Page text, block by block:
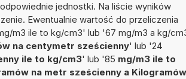
jednostki. Na liście wyników
Ewentualnie wartość do przeliczenia
m3 ile to kg/cm3' lub '67 mg/m3 a kg/
na centymetr sześcienny' lub '24
ile to kg/cm3' lub '85 mg/m3 ile to
na metr sześcienny a Kilogramów